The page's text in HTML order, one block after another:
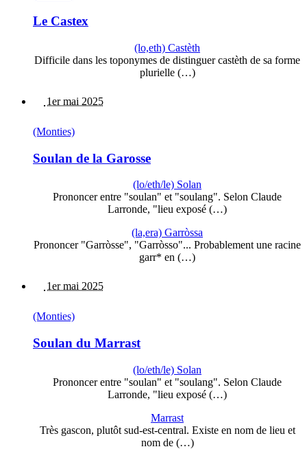
Le Castex
(lo,eth) Castèth
Difficile dans les toponymes de distinguer castèth de sa forme
plurielle (…)
1er mai 2025
(Monties)
Soulan de la Garosse
(lo/eth/le) Solan
Prononcer entre "soulan" et "soulang". Selon Claude
Larronde, "lieu exposé (…)
(la,era) Garròssa
Prononcer "Garròsse", "Garròsso"... Probablement une racine
garr* en (…)
1er mai 2025
(Monties)
Soulan du Marrast
(lo/eth/le) Solan
Prononcer entre "soulan" et "soulang". Selon Claude
Larronde, "lieu exposé (…)
Marrast
Très gascon, plutôt sud-est-central. Existe en nom de lieu et
nom de (…)